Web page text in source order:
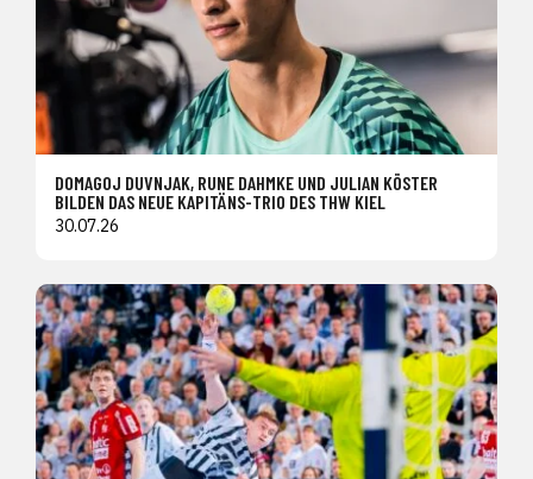
DOMAGOJ DUVNJAK, RUNE DAHMKE UND JULIAN KÖSTER
BILDEN DAS NEUE KAPITÄNS-TRIO DES THW KIEL
30.07.26